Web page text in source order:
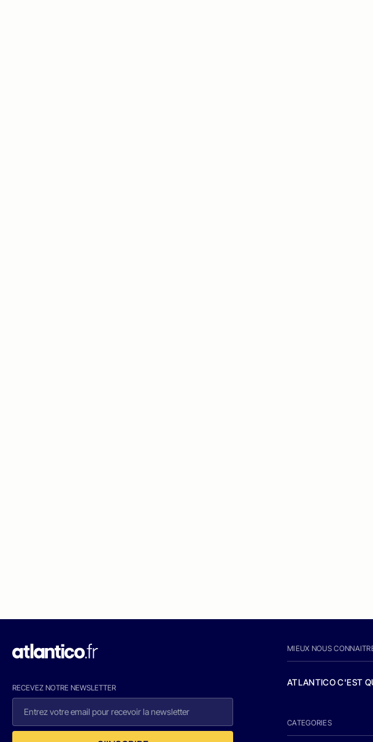
RECEVEZ NOTRE NEWSLETTER
MIEUX NOUS
ATLANTICO C'EST
CATEGORIES